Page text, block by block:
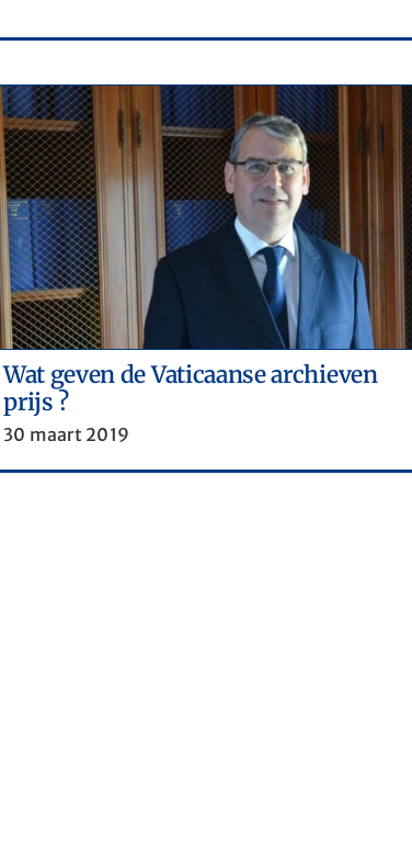
Wat geven de Vaticaanse archieven
prijs ?
30 maart 2019
Blockchain, de uitdaging achter
bitcoin